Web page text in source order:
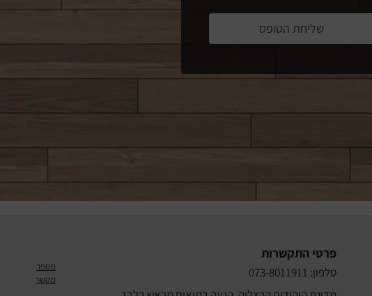
שליחת הטופס
פרטי התקשרות
טלפון: 073-8011911
מספר
מקשר